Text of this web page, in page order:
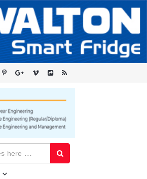
জন্য সুরক্ষিত সংযোগ প্রদান করছে